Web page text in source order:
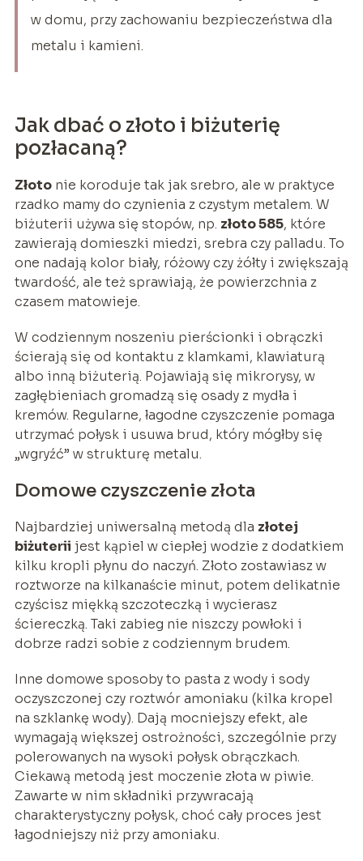
w domu, przy zachowaniu bezpieczeństwa dla
metalu i kamieni.
Jak dbać o złoto i biżuterię
pozłacaną?
Złotonie koroduje tak jak srebro, ale w praktyce
rzadko mamy do czynienia z czystym metalem. W
biżuterii używa się stopów, np. złoto 585, które
zawierają domieszki miedzi, srebra czy palladu. To
one nadają kolor biały, różowy czy żółty i zwiększają
twardość, ale też sprawiają, że powierzchnia z
czasem matowieje.
W codziennym noszeniu pierścionki i obrączki
ścierają się od kontaktu z klamkami, klawiaturą
albo inną biżuterią. Pojawiają się mikrorysy, w
zagłębieniach gromadzą się osady z mydła i
kremów. Regularne, łagodne czyszczenie pomaga
utrzymać połysk i usuwa brud, który mógłby się
„wgryźć” w strukturę metalu.
Domowe czyszczenie złota
Najbardziej uniwersalną metodą dla złotej
biżuterii jest kąpiel w ciepłej wodzie z dodatkiem
kilku kropli płynu do naczyń. Złoto zostawiasz w
roztworze na kilkanaście minut, potem delikatnie
czyścisz miękką szczoteczką i wycierasz
ściereczką. Taki zabieg nie niszczy powłoki i
dobrze radzi sobie z codziennym brudem.
Inne domowe sposoby to pasta z wody i sody
oczyszczonej czy roztwór amoniaku (kilka kropel
na szklankę wody). Dają mocniejszy efekt, ale
wymagają większej ostrożności, szczególnie przy
polerowanych na wysoki połysk obrączkach.
Ciekawą metodą jest moczenie złota w piwie.
Zawarte w nim składniki przywracają
charakterystyczny połysk, choć cały proces jest
łagodniejszy niż przy amoniaku.